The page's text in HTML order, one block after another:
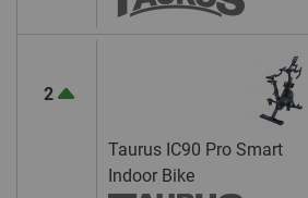
2
Taurus IC90 Pro Smart
Indoor Bike